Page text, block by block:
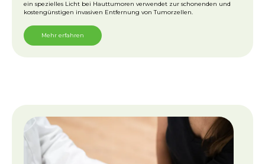
ein spezielles Licht bei Hauttumoren verwendet zur schonenden und
kostengünstigen invasiven Entfernung von Tumorzellen.
Mehr erfahren